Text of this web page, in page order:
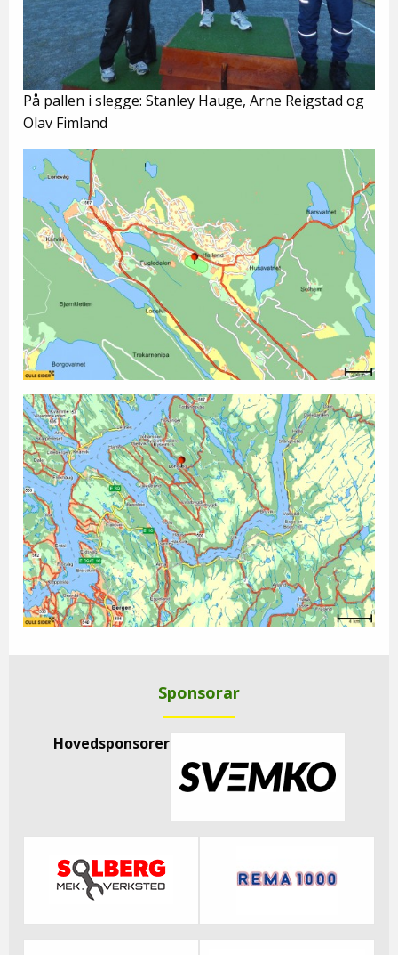
På pallen i slegge: Stanley Hauge, Arne Reigstad og
Olav Fimland
Sponsorar
Hovedsponsorer